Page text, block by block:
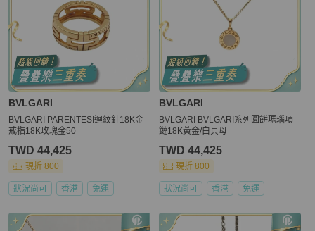
BVLGARI
BVLGARI PARENTESI迴紋針18K金
戒指18K玫瑰金50
TWD 44,425
現折 800
狀況尚可 香港 免運
BVLGARI
BVLGARI BVLGARI系列圓餅瑪瑙項
鏈18K黃金/白貝母
TWD 44,425
現折 800
狀況尚可 香港 免運